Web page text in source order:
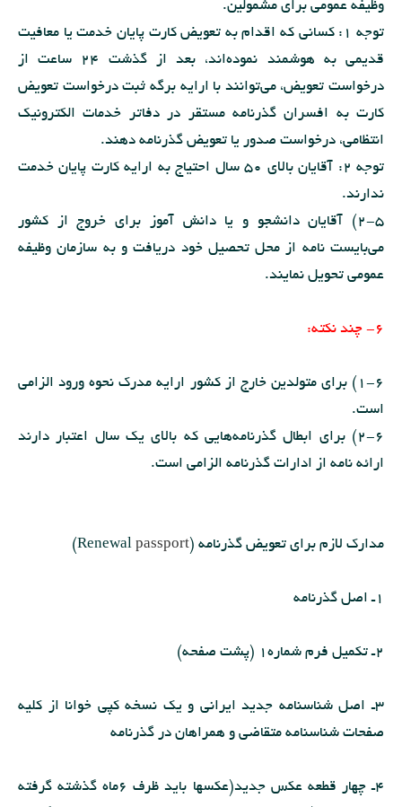
وظیفه عمومی برای مشمولین.
توجه 1: کسانی که اقدام به تعویض کارت پایان خدمت یا معافیت
قدیمی به هوشمند نموده‌اند، بعد از گذشت 24 ساعت از
درخواست تعویض، می‌توانند با ارایه برگه ثبت درخواست تعویض
کارت به افسران گذرنامه مستقر در دفاتر خدمات الکترونیک
انتظامی، درخواست صدور یا تعویض گذرنامه دهند.
توجه 2: آقایان بالای 50 سال احتیاج به ارایه کارت پایان خدمت
ندارند.
2-5) آقایان دانشجو و یا دانش آموز برای خروج از کشور
می‌بایست نامه از محل تحصیل خود دریافت و به سازمان وظیفه
عمومی تحویل نمایند.
6- چند نکته:
1-6) برای متولدین خارج از کشور ارایه مدرک نحوه ورود الزامی
است.
2-6) برای ابطال گذرنامه‌هایی که بالای یک سال اعتبار دارند
ارائه نامه از ادارات گذرنامه الزامی است.
مدارك لازم برای تعویض گذرنامه (Renewalpassport
)
1ـ اصل گذرنامه
2ـ تكمیل فرم شماره1 (پشت صفحه)
3ـ اصل شناسنامه جدید ایرانى و یك نسخه كپى خوانا از كلیه
صفحات شناسنامه متقاضى و همراهان در گذرنامه
4ـ چهار قطعه عكس جدید(عكسها باید ظرف 6ماه گذشته گرفته